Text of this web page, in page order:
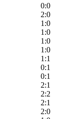
0:0
2:0
1:0
1:0
1:0
1:0
1:1
0:1
0:1
2:1
2:2
2:1
2:0